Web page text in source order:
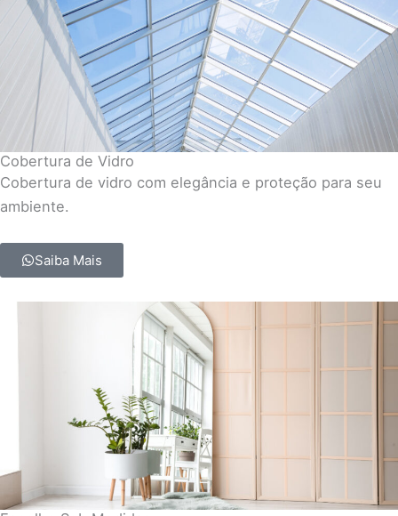
Cobertura de Vidro
Cobertura de vidro com elegância e proteção para seu
ambiente.
Saiba Mais